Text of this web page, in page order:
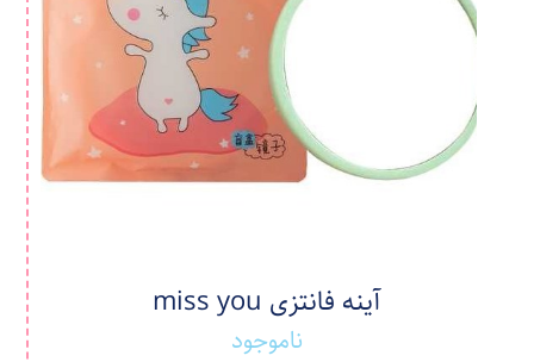
آینه فانتزی miss you
ناموجود